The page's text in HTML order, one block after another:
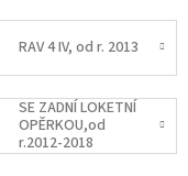
RAV 4 IV, od r. 2013
SE ZADNÍ LOKETNÍ
OPĚRKOU,od
r.2012-2018